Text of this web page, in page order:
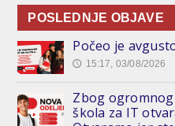
POSLEDNJE OBJAVE
Počeo je
🕔 15:17, 03/08/2026
Zbog
škola za IT